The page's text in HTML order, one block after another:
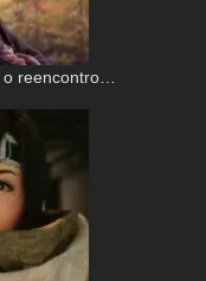
reencontro…